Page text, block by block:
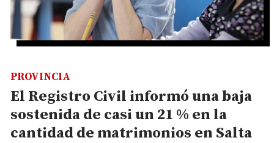
El Registro Civil informó una baja
sostenida de casi un 21 % en la
cantidad de matrimonios en Salta
PROVINCIA